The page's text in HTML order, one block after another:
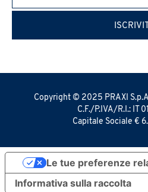
Copyright © 2025 PRAXI
C.F./P.IVA/R.I.: IT
Capitale Sociale €
Informativa sulla raccolta
Le tue preferenze